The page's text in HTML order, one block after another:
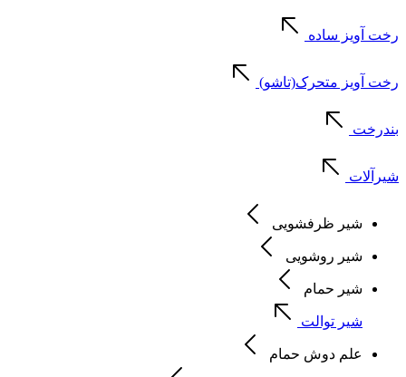
رخت آویز ساده
رخت آویز متحرک(تاشو)
بندرخت
شیرآلات
شیر ظرفشویی
شیر روشویی
شیر حمام
شیر توالت
علم دوش حمام